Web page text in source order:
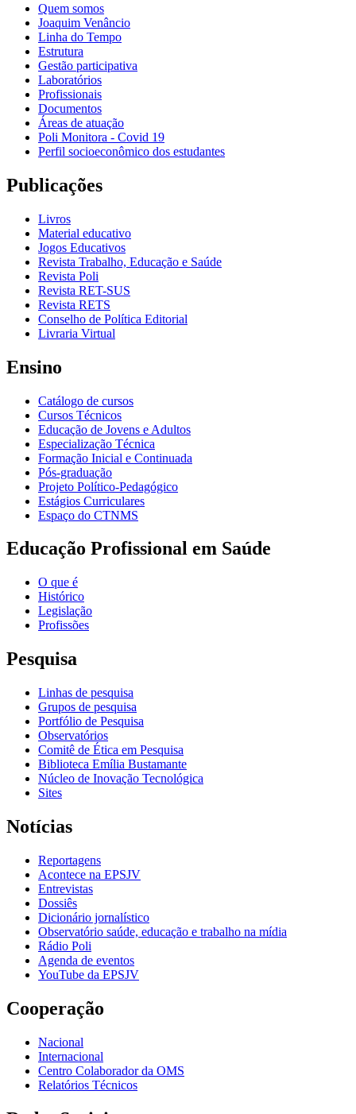
Quem somos
Joaquim Venâncio
Linha do Tempo
Estrutura
Gestão participativa
Laboratórios
Profissionais
Documentos
Áreas de atuação
Poli Monitora - Covid 19
Perfil socioeconômico dos estudantes
Publicações
Livros
Material educativo
Jogos Educativos
Revista Trabalho, Educação e Saúde
Revista Poli
Revista RET-SUS
Revista RETS
Conselho de Política Editorial
Livraria Virtual
Ensino
Catálogo de cursos
Cursos Técnicos
Educação de Jovens e Adultos
Especialização Técnica
Formação Inicial e Continuada
Pós-graduação
Projeto Político-Pedagógico
Estágios Curriculares
Espaço do CTNMS
Educação Profissional em Saúde
O que é
Histórico
Legislação
Profissões
Pesquisa
Linhas de pesquisa
Grupos de pesquisa
Portfólio de Pesquisa
Observatórios
Comitê de Ética em Pesquisa
Biblioteca Emília Bustamante
Núcleo de Inovação Tecnológica
Sites
Notícias
Reportagens
Acontece na EPSJV
Entrevistas
Dossiês
Dicionário jornalístico
Observatório saúde, educação e trabalho na mídia
Rádio Poli
Agenda de eventos
YouTube da EPSJV
Cooperação
Nacional
Internacional
Centro Colaborador da OMS
Relatórios Técnicos